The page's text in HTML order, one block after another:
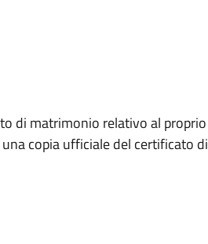
di matrimonio relativo al proprio
copia ufficiale del certificato di